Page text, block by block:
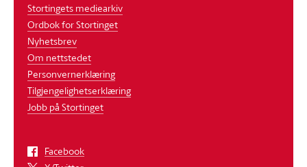
Stortingets mediearkiv
Ordbok for Stortinget
Nyhetsbrev
Om nettstedet
Personvernerklæring
Tilgjengelighetserklæring
Jobb på Stortinget
Facebook